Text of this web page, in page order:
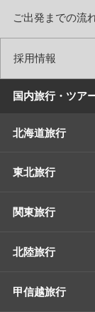
ご出発までの流
採用情報
国内旅行・ツア
北海道旅行
東北旅行
関東旅行
北陸旅行
甲信越旅行